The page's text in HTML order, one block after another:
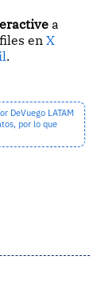
a
enX
.
DeVuego LATAM
por lo que